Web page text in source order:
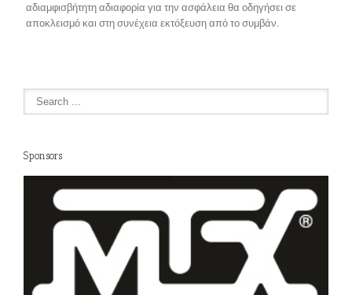
αδιαμφισβήτητη αδιαφορία για την ασφάλεια θα οδηγήσει σε
αποκλεισμό και στη συνέχεια εκτόξευση από το συμβάν.
Sponsors